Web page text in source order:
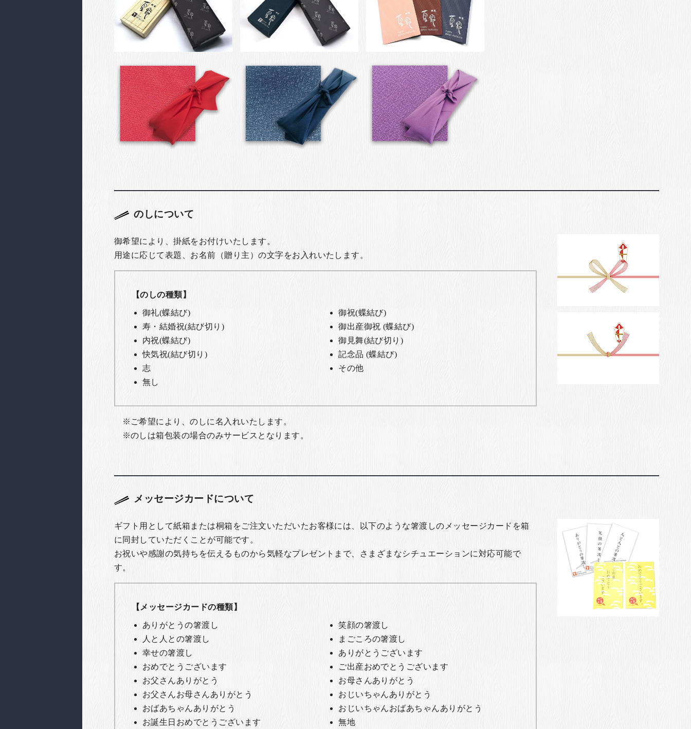
のしについて
御希望により、掛紙をお付けいたします。
用途に応じて表題、お名前（贈り主）の文字をお入れいたします。
【のしの種類】
御礼(蝶結び)
御祝(蝶結び)
寿・結婚祝(結び切り)
御出産御祝 (蝶結び)
内祝(蝶結び)
御見舞(結び切り)
快気祝(結び切り)
記念品 (蝶結び)
志
その他
無し
ご希望により、のしに名入れいたします。
のしは箱包装の場合のみサービスとなります。
メッセージカードについて
ギフト用として紙箱または桐箱をご注文いただいたお客様には、以下のような箸渡しのメッセージカードを箱
に同封していただくことが可能です。
お祝いや感謝の気持ちを伝えるものから気軽なプレゼントまで、さまざまなシチュエーションに対応可能で
す。
【メッセージカードの種類】
ありがとうの箸渡し
笑顔の箸渡し
人と人との箸渡し
まごころの箸渡し
幸せの箸渡し
ありがとうございます
おめでとうございます
ご出産おめでとうございます
お父さんありがとう
お母さんありがとう
お父さんお母さんありがとう
おじいちゃんありがとう
おばあちゃんありがとう
おじいちゃんおばあちゃんありがとう
お誕生日おめでとうございます
無地